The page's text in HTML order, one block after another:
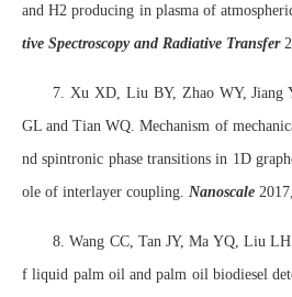
and H2 producing in plasma of
tive Spectroscopy and Radiative Transfer
7. Xu XD, Liu BY, Zhao WY,
GL and Tian WQ. Mechanism of
nd spintronic phase transitions in 1D
ole of interlayer coupling. Nanoscale
8. Wang CC, Tan JY, Ma YQ, Liu
f liquid palm oil and palm oil biodiesel